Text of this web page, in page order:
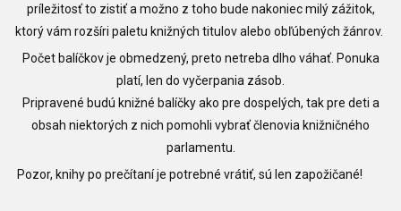
príležitosť to zistiť a možno z toho bude nakoniec milý zážitok,
ktorý vám rozšíri paletu knižných titulov alebo obľúbených žánrov.
Počet balíčkov je obmedzený, preto netreba dlho váhať. Ponuka
platí, len do vyčerpania zásob.
Pripravené budú knižné balíčky ako pre dospelých, tak pre deti a
obsah niektorých z nich pomohli vybrať členovia knižničného
parlamentu.
Pozor, knihy po prečítaní je potrebné vrátiť, sú len zapožičané!